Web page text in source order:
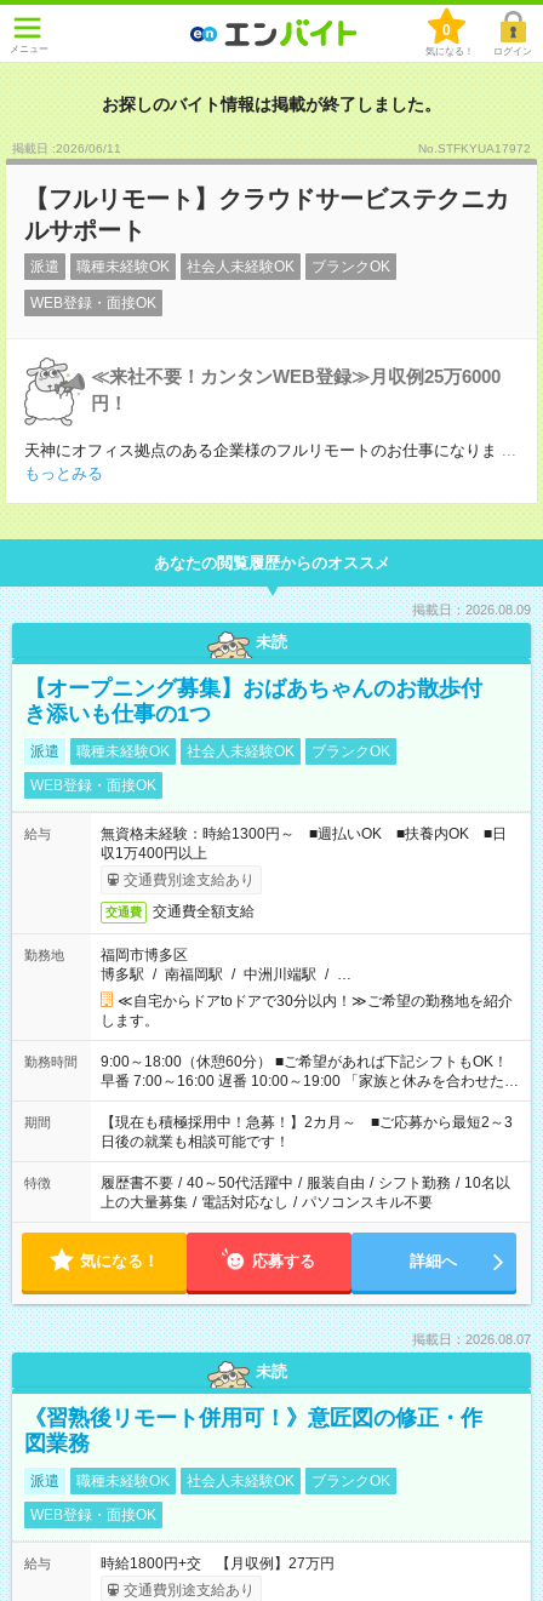
メニュー
0
気になる！ ログイン
お探しのバイト情報は掲載が終了しました。
掲載日 :2026/06/11 No.STFKYUA17972
【フルリモート】クラウドサービステクニカ
ルサポート
派遣 職種未経験OK 社会人未経験OK ブランクOK
WEB登録・面接OK
≪来社不要！カンタンWEB登録≫月収例25万6000
円！
天神にオフィス拠点のある企業様のフルリモートのお仕事になりま ...
もっとみる
あなたの閲覧履歴からのオススメ
掲載日：2026.08.09
未読
【オープニング募集】おばあちゃんのお散歩付
き添いも仕事の1つ
派遣 職種未経験OK 社会人未経験OK
ブランクOK
WEB登録・面接OK
給与
無資格未経験：時給1300円～ ■週払いOK ■扶養内OK ■日
収1万400円以上
交通費別途支給あり
交通費 交通費全額支給
勤務地
福岡市博多区
博多駅 / 南福岡駅 / 中洲川端駅 / …
≪自宅からドアtoドアで30分以内！≫ご希望の勤務地を紹介
します。
勤務時間
9:00～18:00（休憩60分） ■ご希望があれば下記シフトもOK！
早番 7:00～16:00 遅番 10:00～19:00 「家族と休みを合わせた
い」 「余裕を持って夕飯の準備がしたい」 「できれば残業はし
たくない」 など、ご希望を教えてくださいね。 ※Wワーク希望
の方へ 今ご覧のお仕事で希望する勤務時間と、もう1つのお仕事
の勤務時間。 合計で週40時間を超える場合は応募できません。
期間
【現在も積極採用中！急募！】2カ月～ ■ご応募から最短2～3
日後の就業も相談可能です！
特徴 履歴書不要 / 40～50代活躍中 / 服装自由 / シフト勤務 / 10名以
上の大量募集 / 電話対応なし / パソコンスキル不要
気になる！ 応募する 詳細へ
掲載日：2026.08.07
未読
《習熟後リモート併用可！》意匠図の修正・作
図業務
派遣 職種未経験OK 社会人未経験OK
ブランクOK
WEB登録・面接OK
給与
時給1800円+交 【月収例】27万円
交通費別途支給あり